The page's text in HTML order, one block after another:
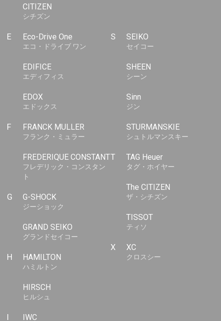
CITIZEN
シチズン
E Eco-Drive One
エコ・ドライブ ワン
EDIFICE
エディフィス
EDOX
エドックス
F FRANCK MULLER
フランク・ミュラー
FREDERIQUE CONSTANT
フレデリック・コンスタン
ト
G G-SHOCK
ジーショック
GRAND SEIKO
グランドセイコー
H HAMILTON
ハミルトン
HIRSCH
ヒルシュ
I IWC
S SEIKO
セイコー
SHEEN
シーン
Sinn
ジン
STURMANSKIE
シュトルマンスキー
T TAG Heuer
タグ・ホイヤー
The CITIZEN
ザ・シチズン
TISSOT
ティソ
X XC
クロスシー